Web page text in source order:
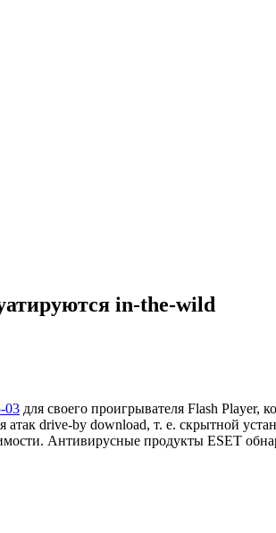
in-the-wild
03 для своего проигрывателя Flash Player,
drive-by download, т. е. скрытной
Антивирусные продукты ESET